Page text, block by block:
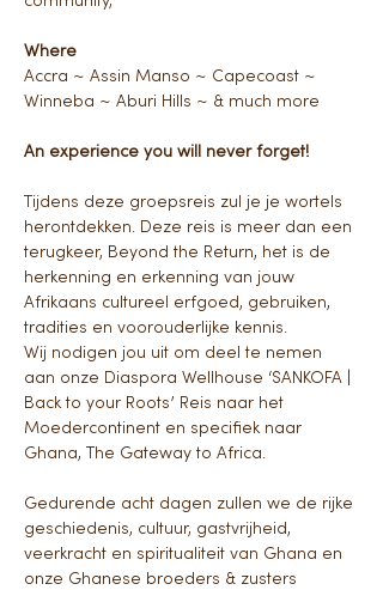
Where
Accra ~ Assin Manso ~ Capecoast ~
Winneba ~ Aburi Hills ~ & much more
An experience you will never forget!
Tijdens deze groepsreis zul je je wortels
herontdekken. Deze reis is meer dan een
terugkeer, Beyond the Return, het is de
herkenning en erkenning van jouw
Afrikaans cultureel erfgoed, gebruiken,
tradities en voorouderlijke kennis.
Wij nodigen jou uit om deel te nemen
aan onze Diaspora Wellhouse ‘SANKOFA |
Back to your Roots’ Reis naar het
Moedercontinent en specifiek naar
Ghana, The Gateway to Africa.
Gedurende acht dagen zullen we de rijke
geschiedenis, cultuur, gastvrijheid,
veerkracht en spiritualiteit van Ghana en
onze Ghanese broeders & zusters